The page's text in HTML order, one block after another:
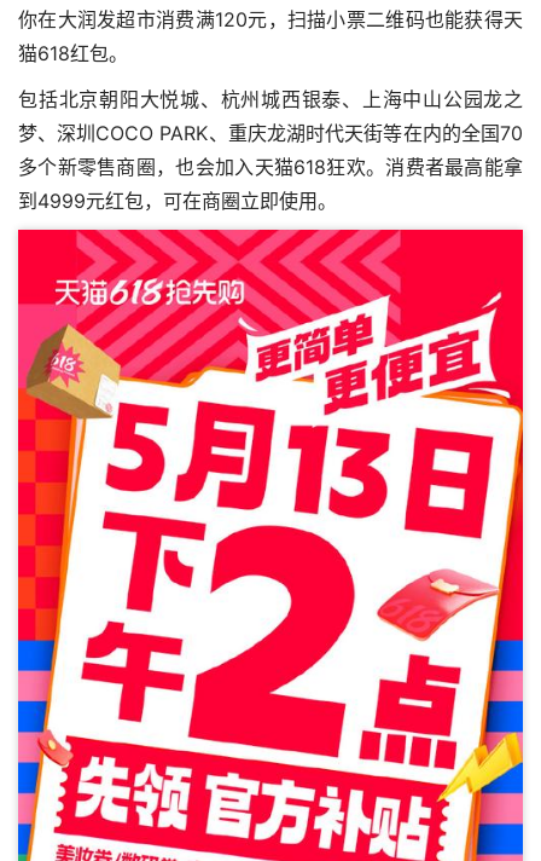
你在大润发超市消费满120元，扫描小票二维码也能获得天
猫618红包。
包括北京朝阳大悦城、杭州城西银泰、上海中山公园龙之
梦、深圳COCO PARK、重庆龙湖时代天街等在内的全国70
多个新零售商圈，也会加入天猫618狂欢。消费者最高能拿
到4999元红包，可在商圈立即使用。